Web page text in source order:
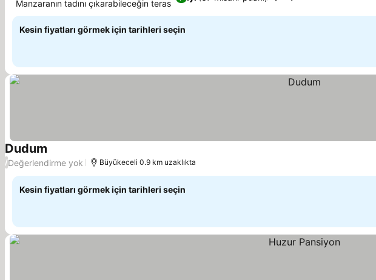
Manzaranın tadını çıkarabileceğin teras
Kesin fiyatları görmek için tarihleri seçin
Dudum
/Değerlendirme yok Büyükeceli 0.9 km uzaklıkta
Kesin fiyatları görmek için tarihleri seçin